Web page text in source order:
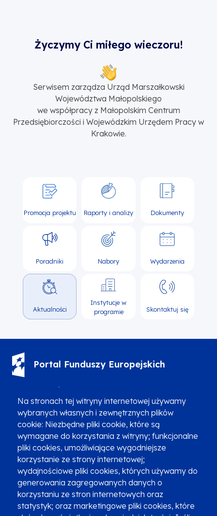
Na stronach tej witryny internetowej używamy
wybranych własnych i zewnętrznych plików
cookie: Niezbędne pliki cookie, które są
wymagane do korzystania z witryny; funkcjonalne
pliki cookies, umożliwiające wygodniejsze
korzystanie ze strony internetowej;
wydajnościowe pliki cookies, których używamy do
generowania zagregowanych danych o
korzystaniu ze stron internetowych oraz
statystyk; oraz marketingowe pliki cookies, które
Życzymy Ci miłego wieczoru!
Serwisem zarządza Urząd Marszałkowski
Województwa Małopolskiego
we współpracy z Małopolskim Centrum
Przedsiębiorczości i Wojewódzkim Urzędem Pracy w
Krakowie.
Promocja projektu Raporty i analizy Dokumenty
Poradniki Nabory Wydarzenia
Aktualności
Instytucje w
programie
Skontaktuj się
Portal Funduszy Europejskich
Zgłoszenia podejrzenia niezgodności z KPP i KPON
Newsletter
Fundusze SMS-em
Najczęściej zadawane pytania
Promocja projektu